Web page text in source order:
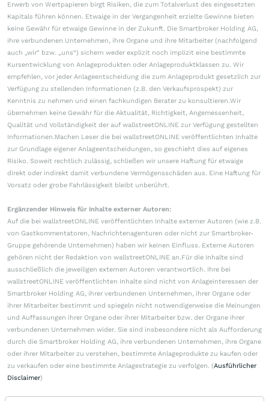
Erwerb von Wertpapieren birgt Risiken, die zum Totalverlust des eingesetzten
Kapitals führen können. Etwaige in der Vergangenheit erzielte Gewinne bieten
keine Gewähr für etwaige Gewinne in der Zukunft. Die Smartbroker Holding AG,
ihre verbundenen Unternehmen, ihre Organe und ihre Mitarbeiter (nachfolgend
auch „wir“ bzw. „uns“) sichern weder explizit noch implizit eine bestimmte
Kursentwicklung von Anlageprodukten oder Anlageproduktklassen zu. Wir
empfehlen, vor jeder Anlageentscheidung die zum Anlageprodukt gesetzlich zur
Verfügung zu stellenden Informationen (z.B. den Verkaufsprospekt) zur
Kenntnis zu nehmen und einen fachkundigen Berater zu konsultieren.Wir
übernehmen keine Gewähr für die Aktualität, Richtigkeit, Angemessenheit,
Qualität und Vollständigkeit der auf wallstreetONLINE zur Verfügung gestellten
Informationen.Machen Leser die bei wallstreetONLINE veröffentlichten Inhalte
zur Grundlage eigener Anlageentscheidungen, so geschieht dies auf eigenes
Risiko. Soweit rechtlich zulässig, schließen wir unsere Haftung für etwaige
direkt oder indirekt damit verbundene Vermögensschäden aus. Eine Haftung für
Vorsatz oder grobe Fahrlässigkeit bleibt unberührt.
Ergänzender Hinweis für Inhalte externer Autoren:
Auf die bei wallstreetONLINE veröffentlichten Inhalte externer Autoren (wie z.B.
von Gastkommentatoren, Nachrichtenagenturen oder nicht zur Smartbroker-
Gruppe gehörende Unternehmen) haben wir keinen Einfluss. Externe Autoren
gehören nicht der Redaktion von wallstreetONLINE an.Für die Inhalte sind
ausschließlich die jeweiligen externen Autoren verantwortlich. Ihre bei
wallstreetONLINE veröffentlichten Inhalte sind nicht von Anlageinteressen der
Smartbroker Holding AG, ihrer verbundenen Unternehmen, ihrer Organe oder
ihrer Mitarbeiter bestimmt und spiegeln nicht notwendigerweise die Meinungen
und Auffassungen ihrer Organe oder ihrer Mitarbeiter bzw. der Organe ihrer
verbundenen Unternehmen wider. Sie sind insbesondere nicht als Aufforderung
durch die Smartbroker Holding AG, ihre verbundenen Unternehmen, ihre Organe
oder ihrer Mitarbeiter zu verstehen, bestimmte Anlageprodukte zu kaufen oder
zu verkaufen oder eine bestimmte Anlagestrategie zu verfolgen. (Ausführlicher
Disclaimer)